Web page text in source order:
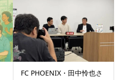
FC PHOENIX・田中怜也さ